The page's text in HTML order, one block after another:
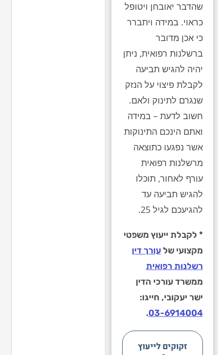
שהדבר יאובחן ויטופל
כראוי. במידה ויתברר
כי אכן מדובר
ברשלנות רפואית, ניתן
יהיה להגיש תביעה
לקבלת פיצוי על הנזק
שנגרם לתינוק ולאם.
חשוב לדעת – במידה
ואתם הינכם התינוקות
אשר נפגעו כתוצאה
מרשלנות רפואית
עורף לאחור, תוכלו
להגיש תביעה עד
להגיעכם לגיל 25.
* לקבלת ייעוץ משפטי
מקצועי של עורך דין
רשלנות רפואית
ממשרד עורכי הדין
ישר יעקובי, חייגו:
03-6914004
.
זקוקים לייעוץ